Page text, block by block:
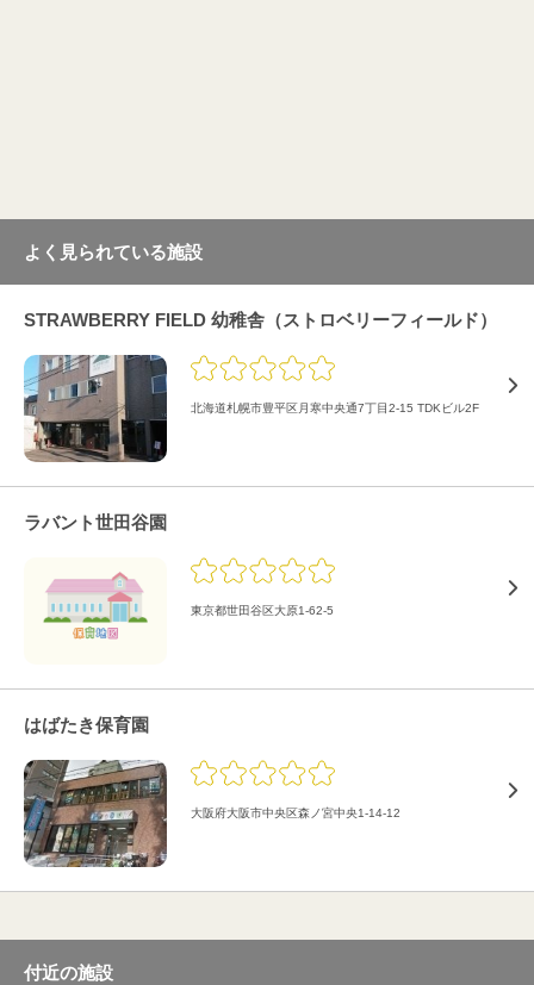
よく見られている施設
STRAWBERRY FIELD 幼稚舎（ストロベリーフィールド）
北海道札幌市豊平区月寒中央通7丁目2-15 TDKビル2F
ラバント世田谷園
東京都世田谷区大原1-62-5
はばたき保育園
大阪府大阪市中央区森ノ宮中央1-14-12
付近の施設